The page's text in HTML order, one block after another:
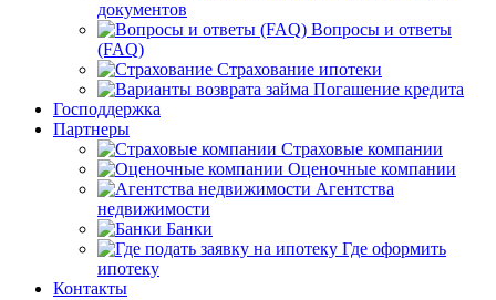
документов
Вопросы и ответы
(FAQ)
Страхование ипотеки
Погашение кредита
Господдержка
Партнеры
Страховые компании
Оценочные компании
Агентства
недвижимости
Банки
Где оформить
ипотеку
Контакты